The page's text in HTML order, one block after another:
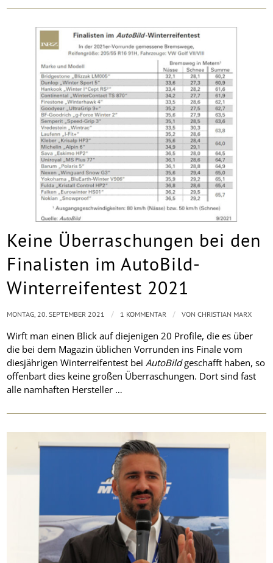
Keine Überraschungen bei den
Finalisten im AutoBild-
Winterreifentest 2021
Wirft man einen Blick auf diejenigen 20 Profile, die es über
die bei dem Magazin üblichen Vorrunden ins Finale vom
diesjährigen Winterreifentest beiAutoBildgeschafft haben, so
offenbart dies keine großen Überraschungen. Dort sind fast
alle namhaften Hersteller …
MONTAG, 20. SEPTEMBER 2021 / 1 KOMMENTAR / VONCHRISTIAN MARX